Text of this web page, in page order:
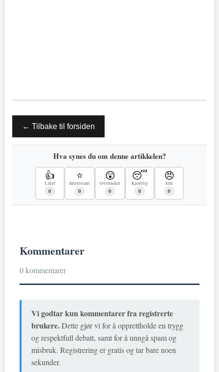
← Tilbake til forsiden
Hva synes du om denne artikkelen?
👍
Liker
0
⭐
Interessant
0
😲
Overrasket
0
😴
Kjedelig
0
😠
Sint
0
Kommentarer
0 kommentarer
Vi godtar kun kommentarer fra registrerte
brukere.Dette gjør vi for å opprettholde en trygg
og respektfull debatt, samt for å unngå spam og
misbruk. Registrering er gratis og tar bare noen
sekunder.